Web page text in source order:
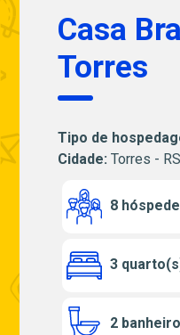
Casa
Torres
Tipo de
Cidade: Torres - RS
8
3
2